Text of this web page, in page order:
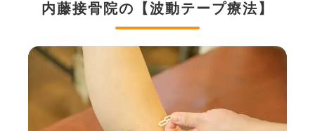
内藤接骨院の【波動テープ療法】